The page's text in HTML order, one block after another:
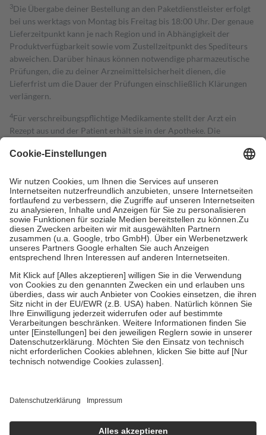
3Die Übergabe deiner Bestellung an den Paketdienstleister erfolgt
bei uns werktags von Montag bis Freitag bis 18:00 Uhr. Der genaue
Lieferzeitpunkt kann je nach Region und in Abhängigkeit der
Produktverfügbarkeit sowie vom Zustellzeitpunkt des Spediteurs
abweichen. Darüber hinaus können notwendige pharmazeutische
Prüfungen, die zu deiner Arzneimittelsicherheit dienen, die
Lieferfrist um die Dauer der Prüfungen einschließlich Klärungen
verlängern.
4Für verschreibungspflichtige Medikamente stellt der Arzt ein
Rezept aus und der Patient erhält sie in der Apotheke. Die
Kosten dafür, der Versicherte trägt einen Teil davon als Zuzahlung
Grundsätzlich leisten Mitglieder Zuzahlungen in Höhe von zehn
Prozent des Abgabepreises,mindestensjedochfünf Euround
höchstens zehn Euro.Es sind jedoch nie mehr als die tatsächlichen
Kosten der Leistung zu entrichten.
Diese Regeln gelten grundsätzlich auch für Online-Apotheken.
Bei Heilmitteln und häuslicher Krankenpflege beträgt die
Zuzahlung zehn Prozent der Kosten sowie zehn Euro je
Um das Engagement der Versicherten für ihre eigene Gesundheit zu
stärken und die besondere Stellung der Familie zu unterstützen,
fallenkeine Zuzahlungen an bei:
• Kindern und Jugendlichen bis zum vollendeten 18. Lebensjahr
mit Ausnahme der Fahrkosten
• Untersuchungen zur Vorsorge und Früherkennung, die von der
GKV getragen werden
• empfohlenen Schutzimpfungen
Wir nutzen Trusted Shops als unabhängigen Dienstleister für die
getroffen, um sicherzustellen, dass es sich um echte Bewertungen